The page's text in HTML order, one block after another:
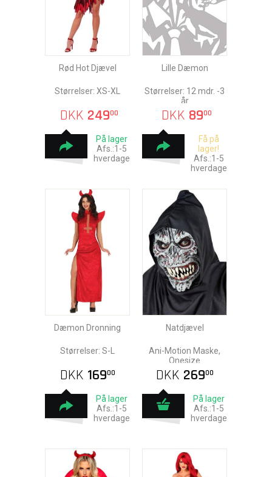
Rød Hot Djævel
Størrelser: XS-XL
DKK 24900
På lager
Afs.:1-5
hverdage
Lille Dæmon
Størrelser: 12 mdr. -3
år
DKK 8900
Få på
lager!
Afs.:1-5
hverdage
Dæmon Dronning
Størrelser: S-L
DKK 16900
På lager
Afs.:1-5
hverdage
Natdjævel
Ani-Motion Maske,
Onesize
DKK 26900
På lager
Afs.:1-5
hverdage